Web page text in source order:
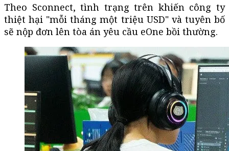
Theo Sconnect, tình trạng trên khiến công ty
thiệt hại "mỗi tháng một triệu USD" và tuyên bố
sẽ nộp đơn lên tòa án yêu cầu eOne bồi thường.